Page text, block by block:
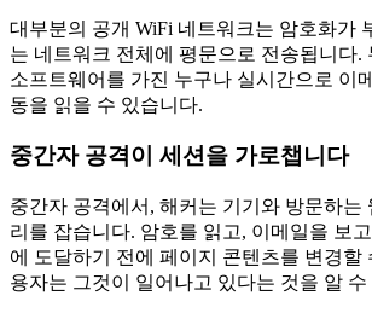
대부분의 공개 WiFi 네트워크는 암호화가
는 네트워크 전체에 평문으로 전송됩니다.
소프트웨어를 가진 누구나 실시간으로 이
동을 읽을 수 있습니다.
중간자 공격이 세션을 가로챕니다
중간자 공격에서, 해커는 기기와 방문하는
리를 잡습니다. 암호를 읽고, 이메일을 보
에 도달하기 전에 페이지 콘텐츠를 변경할
용자는 그것이 일어나고 있다는 것을 알 수